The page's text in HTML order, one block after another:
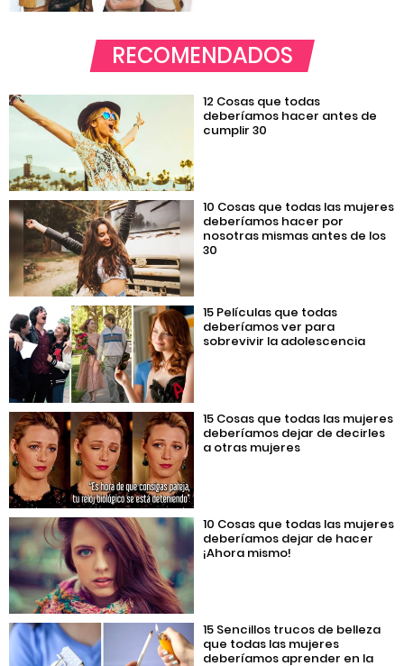
RECOMENDADOS
12 Cosas que todas
deberíamos hacer antes de
cumplir 30
10 Cosas que todas las mujeres
deberíamos hacer por
nosotras mismas antes de los
30
15 Películas que todas
deberíamos ver para
sobrevivir la adolescencia
15 Cosas que todas las mujeres
deberíamos dejar de decirles
a otras mujeres
10 Cosas que todas las mujeres
deberíamos dejar de hacer
¡Ahora mismo!
15 Sencillos trucos de belleza
que todas las mujeres
deberíamos aprender en la